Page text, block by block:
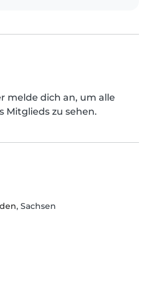
melde dich an, um alle
Mitglieds zu sehen.
, Sachsen